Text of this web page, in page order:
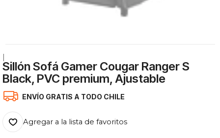
Sillón Sofá Gamer Cougar Ranger S
Black, PVC premium, Ajustable
ENVÍO GRATIS A TODO CHILE
Agregar a la lista de favoritos